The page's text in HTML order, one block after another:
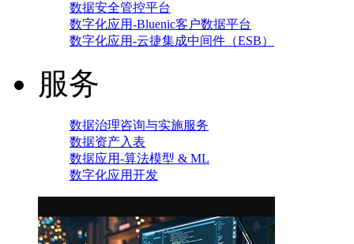
数据安全管控平台
数字化应用-Bluenic客户数据平台
数字化应用-云捷集成中间件（ESB）
服务
数据治理咨询与实施服务
数据资产入表
数据应用-算法模型 & ML
数字化应用开发